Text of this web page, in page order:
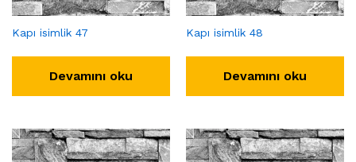
Kapı isimlik 47
Devamını oku
Kapı isimlik 48
Devamını oku